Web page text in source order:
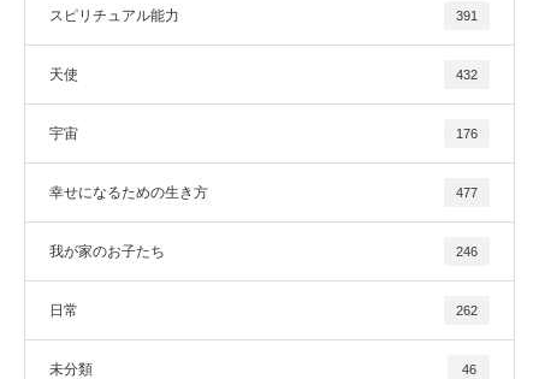
スピリチュアル能力 391
天使 432
宇宙 176
幸せになるための生き方 477
我が家のお子たち 246
日常 262
未分類 46